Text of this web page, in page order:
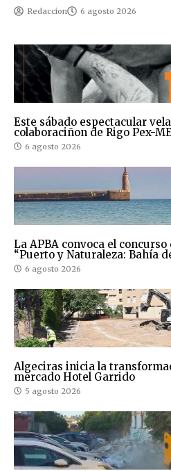
Redaccion 6 agosto 2026
Este sábado espectacular
colaboraciñon de Rigo Pex-
6 agosto 2026
La APBA convoca el
“Puerto y Naturaleza: Bahía
6 agosto 2026
Algeciras inicia la
mercado Hotel Garrido
5 agosto 2026